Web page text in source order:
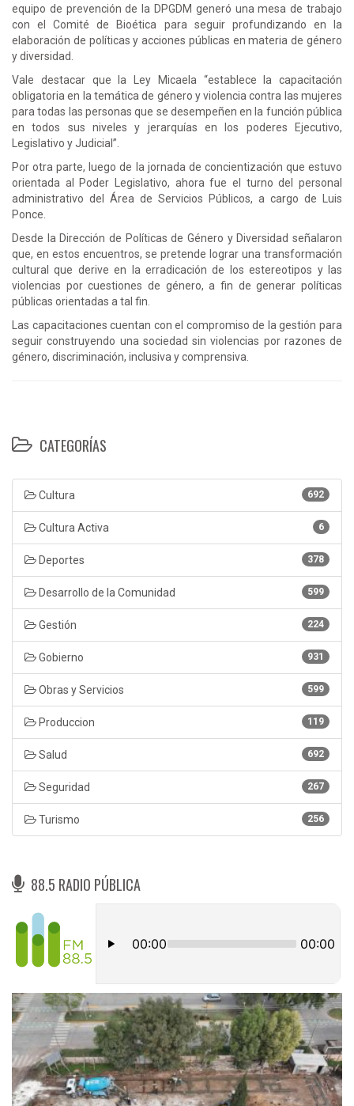
equipo de prevención de la DPGDM generó una mesa de trabajo
con el Comité de Bioética para seguir profundizando en la
elaboración de políticas y acciones públicas en materia de género
y diversidad.
Vale destacar que la Ley Micaela “establece la capacitación
obligatoria en la temática de género y violencia contra las mujeres
para todas las personas que se desempeñen en la función pública
en todos sus niveles y jerarquías en los poderes Ejecutivo,
Legislativo y Judicial”.
Por otra parte, luego de la jornada de concientización que estuvo
orientada al Poder Legislativo, ahora fue el turno del personal
administrativo del Área de Servicios Públicos, a cargo de Luis
Ponce.
Desde la Dirección de Políticas de Género y Diversidad señalaron
que, en estos encuentros, se pretende lograr una transformación
cultural que derive en la erradicación de los estereotipos y las
violencias por cuestiones de género, a fin de generar políticas
públicas orientadas a tal fin.
Las capacitaciones cuentan con el compromiso de la gestión para
seguir construyendo una sociedad sin violencias por razones de
género, discriminación, inclusiva y comprensiva.
CATEGORÍAS
692
Cultura
6
Cultura Activa
378
Deportes
599
Desarrollo de la Comunidad
224
Gestión
931
Gobierno
599
Obras y Servicios
119
Produccion
692
Salud
267
Seguridad
256
Turismo
88.5 RADIO PÚBLICA